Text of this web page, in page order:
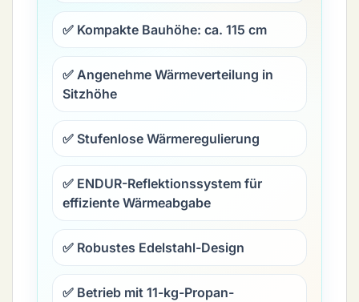
✅ Kompakte Bauhöhe: ca. 115 cm
✅ Angenehme Wärmeverteilung in
Sitzhöhe
✅ Stufenlose Wärmeregulierung
✅ ENDUR-Reflektionssystem für
effiziente Wärmeabgabe
✅ Robustes Edelstahl-Design
✅ Betrieb mit 11-kg-Propan-